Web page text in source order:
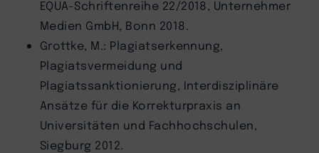
EQUA-Schriftenreihe 22/2018, Unternehmer
Medien GmbH, Bonn 2018.
Grottke, M.: Plagiatserkennung,
Plagiatsvermeidung und
Plagiatssanktionierung, Interdisziplinäre
Ansätze für die Korrekturpraxis an
Universitäten und Fachhochschulen,
Siegburg 2012.